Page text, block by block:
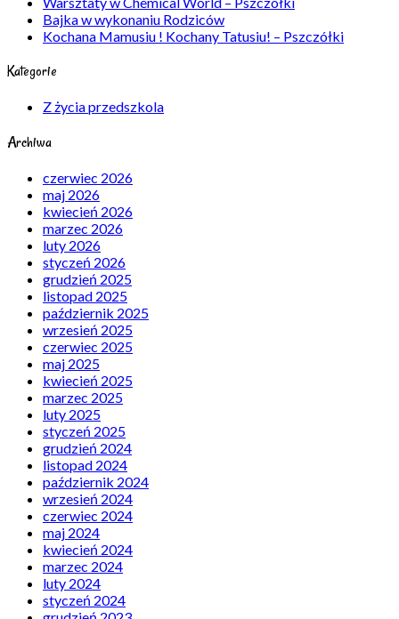
Bajka w wykonaniu Rodziców
Kochana Mamusiu ! Kochany Tatusiu! – Pszczółki
Kategorie
Z życia przedszkola
Archiwa
czerwiec 2026
maj 2026
kwiecień 2026
marzec 2026
luty 2026
styczeń 2026
grudzień 2025
listopad 2025
październik 2025
wrzesień 2025
czerwiec 2025
maj 2025
kwiecień 2025
marzec 2025
luty 2025
styczeń 2025
grudzień 2024
listopad 2024
październik 2024
wrzesień 2024
czerwiec 2024
maj 2024
kwiecień 2024
marzec 2024
luty 2024
styczeń 2024